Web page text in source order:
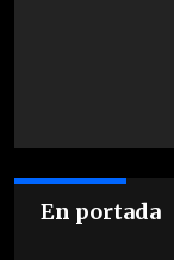
En portada